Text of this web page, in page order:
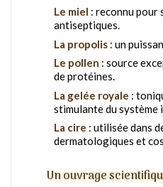
Le miel : reconnu pour
antiseptiques.
La propolis : un
Le pollen : source
de protéines.
La gelée royale :
stimulante du système
La cire : utilisée dans
dermatologiques et
Un ouvrage